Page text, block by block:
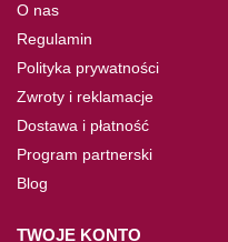
O nas
Regulamin
Polityka prywatności
Zwroty i reklamacje
Dostawa i płatność
Program partnerski
Blog
TWOJE KONTO